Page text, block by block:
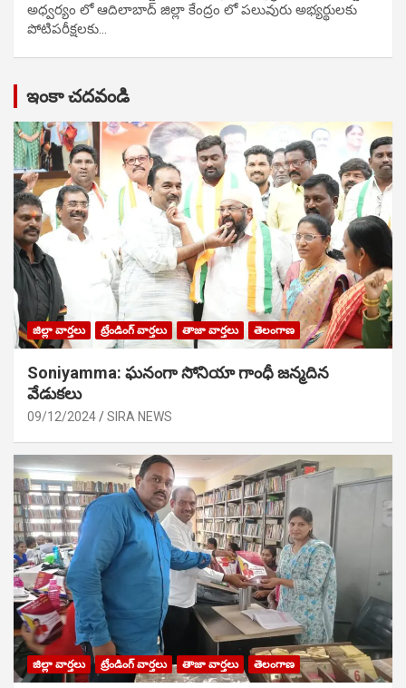
అధ్వర్యం లో ఆదిలాబాద్ జిల్లా కేంద్రం లో పలువురు అభ్యర్థులకు
పోటిప‌రీక్ష‌ల‌కు…
ఇంకా చదవండి
జిల్లా వార్తలు ట్రేండింగ్ వార్తలు తాజా వార్తలు తెలంగాణ
Soniyamma: ఘ‌నంగా సోనియా గాంధీ జ‌న్మ‌దిన
వేడుక‌లు
09/12/2024 SIRA NEWS
జిల్లా వార్తలు ట్రేండింగ్ వార్తలు తాజా వార్తలు తెలంగాణ